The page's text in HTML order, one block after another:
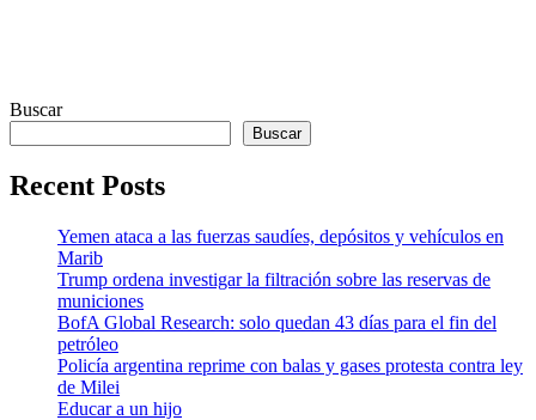
Buscar
Buscar
Recent Posts
Yemen ataca a las fuerzas saudíes, depósitos y vehículos en
Marib
Trump ordena investigar la filtración sobre las reservas de
municiones
BofA Global Research: solo quedan 43 días para el fin del
petróleo
Policía argentina reprime con balas y gases protesta contra ley
de Milei
Educar a un hijo